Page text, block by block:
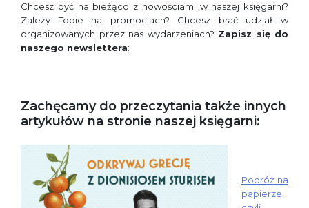
Chcesz być na bieżąco z nowościami w naszej księgarni?
Zależy Tobie na promocjach? Chcesz brać udział w
organizowanych przez nas wydarzeniach? Zapisz się do
naszego newslettera:
Zachęcamy do przeczytania także innych
artykułów na stronie naszej księgarni:
Podróż na
papierze,